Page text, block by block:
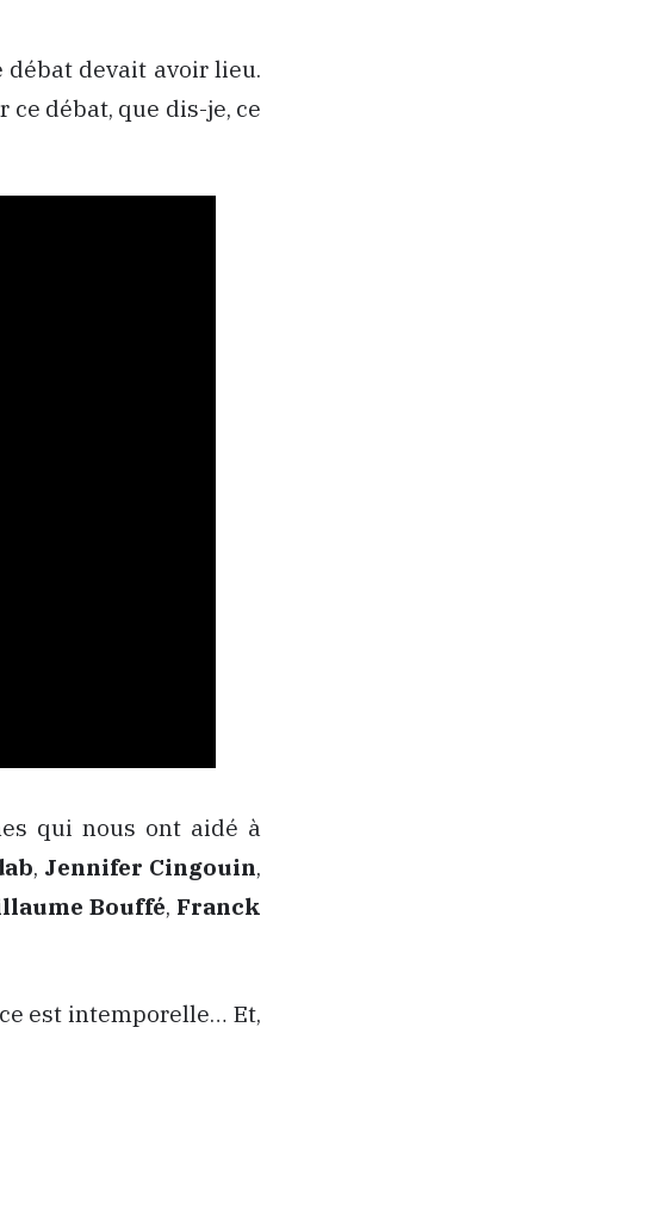
débat devait avoir lieu.
ce débat, que dis-je, ce
qui nous ont aidé à
, Jennifer Cingouin,
Bouffé, Franck
est intemporelle… Et,